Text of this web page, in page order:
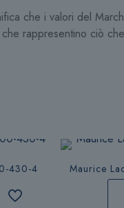
che i valori del
rappresentino ciò
430-4 Maurice